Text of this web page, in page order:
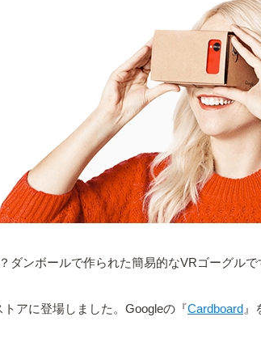
ダンボールで作られた簡易的なVRゴーグルで
アに登場しました。Googleの『Cardboard 』